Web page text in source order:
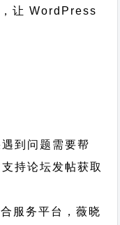
让 WordPress
到问题需要帮
持论坛发帖获取
服务平台，薇晓